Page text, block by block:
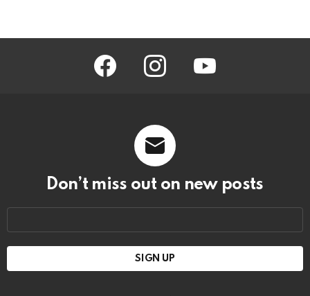
facebook instagram youtube
Don’t miss out on new posts